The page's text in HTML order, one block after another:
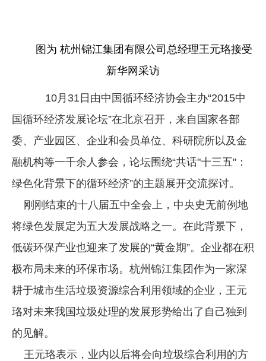
党建工作
企业文化
《资源再生》杂志
图为 杭州锦江集团有限公司总经理王元珞接受
新华网采访
10月31日由中国循环经济协会主办“2015中
国循环经济发展论坛”在北京召开，来自国家各部
委、产业园区、企业和会员单位、科研院所以及金
融机构等一千余人参会，论坛围绕“共话"十三五"：
绿色化背景下的循环经济”的主题展开交流探讨。
刚刚结束的十八届五中全会上，中央史无前例地
将绿色发展定为五大发展战略之一。在此背景下，
低碳环保产业也迎来了发展的“黄金期”。企业都在积
极布局未来的环保市场。杭州锦江集团作为一家深
耕于城市生活垃圾资源综合利用领域的企业，王元
珞对未来我国垃圾处理的发展形势给出了自己独到
的见解。
王元珞表示，业内以后将会向垃圾综合利用的方